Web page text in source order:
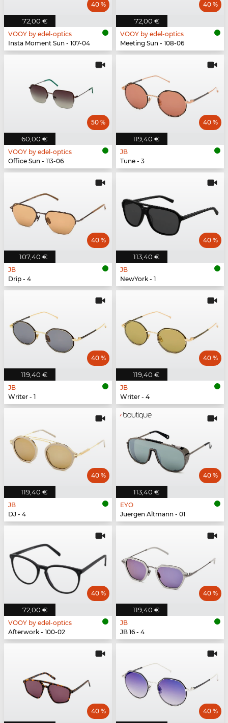
72,00 €
40 %
VOOY by edel-optics
Insta Moment Sun - 107-04
72,00 €
40 %
VOOY by edel-optics
Meeting Sun - 108-06
60,00 €
50 %
VOOY by edel-optics
Office Sun - 113-06
119,40 €
40 %
JB
Tune - 3
107,40 €
40 %
JB
Drip - 4
113,40 €
40 %
JB
NewYork - 1
119,40 €
40 %
JB
Writer - 1
119,40 €
40 %
JB
Writer - 4
119,40 €
40 %
JB
DJ - 4
113,40 €
40 %
EYO
Juergen Altmann - 01
72,00 €
40 %
VOOY by edel-optics
Afterwork - 100-02
119,40 €
40 %
JB
JB 16 - 4
40 % 40 %